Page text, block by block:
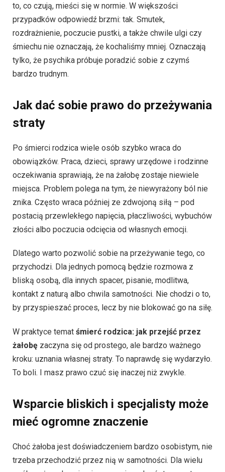
to, co czują, mieści się w normie. W większości
przypadków odpowiedź brzmi: tak. Smutek,
rozdrażnienie, poczucie pustki, a także chwile ulgi czy
śmiechu nie oznaczają, że kochaliśmy mniej. Oznaczają
tylko, że psychika próbuje poradzić sobie z czymś
bardzo trudnym.
Jak dać sobie prawo do przeżywania
straty
Po śmierci rodzica wiele osób szybko wraca do
obowiązków. Praca, dzieci, sprawy urzędowe i rodzinne
oczekiwania sprawiają, że na żałobę zostaje niewiele
miejsca. Problem polega na tym, że niewyrażony ból nie
znika. Często wraca później ze zdwojoną siłą – pod
postacią przewlekłego napięcia, płaczliwości, wybuchów
złości albo poczucia odcięcia od własnych emocji.
Dlatego warto pozwolić sobie na przeżywanie tego, co
przychodzi. Dla jednych pomocą będzie rozmowa z
bliską osobą, dla innych spacer, pisanie, modlitwa,
kontakt z naturą albo chwila samotności. Nie chodzi o to,
by przyspieszać proces, lecz by nie blokować go na siłę.
W praktyce temat śmierć rodzica: jak przejść przez
żałobę zaczyna się od prostego, ale bardzo ważnego
kroku: uznania własnej straty. To naprawdę się wydarzyło.
To boli. I masz prawo czuć się inaczej niż zwykle.
Wsparcie bliskich i specjalisty może
mieć ogromne znaczenie
Choć żałoba jest doświadczeniem bardzo osobistym, nie
trzeba przechodzić przez nią w samotności. Dla wielu